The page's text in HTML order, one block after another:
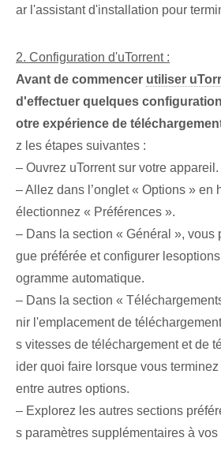
ar l'assistant d'installation pour
2. Configuration d'uTorrent :
Avant de commencer utiliser
d'effectuer quelques
otre expérience de
z les étapes suivantes :
– ⁢Ouvrez⁣ uTorrent ⁢sur votre‌ appareil.
– Allez dans l’onglet « Options » en
électionnez « Préférences ».
– Dans la section « Général », vous
gue préférée ⁢et configurer
ogramme automatique.
– Dans la section «
nir l'emplacement de
s vitesses de téléchargement et de
ider quoi faire lorsque vous
entre autres options.
– Explorez les autres sections
s ‌paramètres supplémentaires à vos